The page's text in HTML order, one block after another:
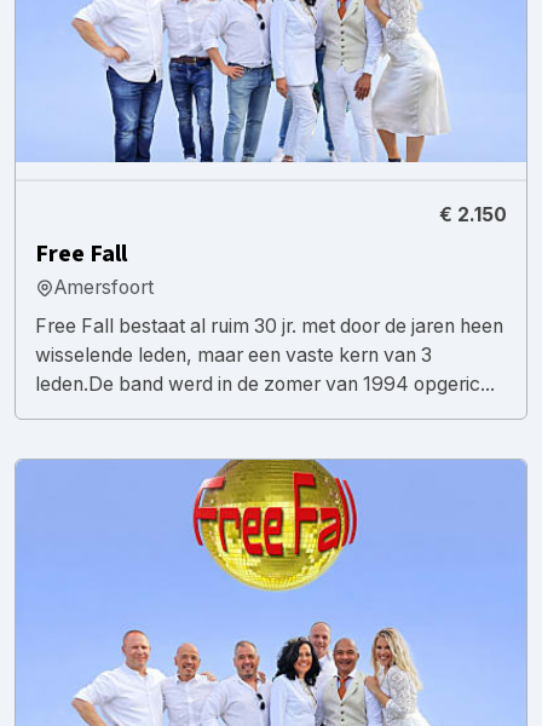
€ 2.150
Free Fall
Amersfoort
Free Fall bestaat al ruim 30 jr. met door de jaren heen
wisselende leden, maar een vaste kern van 3
leden.De band werd in de zomer van 1994 opgeric...